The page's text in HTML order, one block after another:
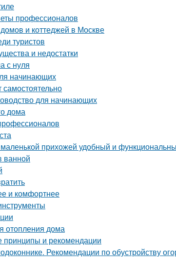
профессионалов
и коттеджей в Москве
туристов
и недостатки
с нуля
начинающих
самостоятельно
для начинающих
дома
прихожей удобный и
ванной
и комфортнее
отопления дома
принципы и рекомендации
Рекомендации по обустройству